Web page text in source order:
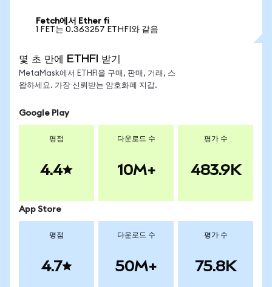
Fetch에서 Ether fi
1 FET는 0.363257 ETHFI와 같음
몇 초 만에 ETHFI 받기
MetaMask에서 ETHFI을 구매, 판매, 거래, 스
왑하세요. 가장 신뢰받는 암호화폐 지갑.
Google Play
평점
4.4
다운로드 수
10M+
평가 수
483.9K
App Store
평점
4.7
다운로드 수
50M+
평가 수
75.8K